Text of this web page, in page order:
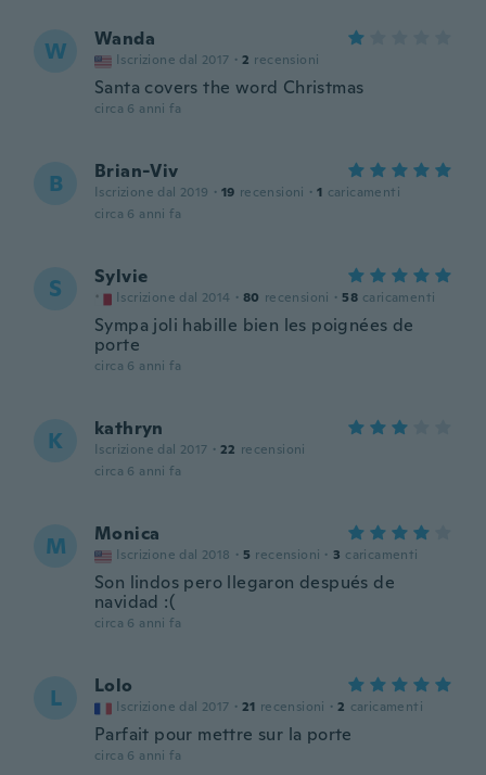
W Wanda
Iscrizione dal 2017 · 2 recensioni
Santa covers the word Christmas
circa 6 anni fa
B Brian-Viv
Iscrizione dal 2019 · 19 recensioni · 1 caricamenti
circa 6 anni fa
S Sylvie
Iscrizione dal 2014 · 80 recensioni · 58 caricamenti
Sympa joli habille bien les poignées de
porte
circa 6 anni fa
K kathryn
Iscrizione dal 2017 · 22 recensioni
circa 6 anni fa
M Monica
Iscrizione dal 2018 · 5 recensioni · 3 caricamenti
Son lindos pero llegaron después de
navidad :(
circa 6 anni fa
L Lolo
Iscrizione dal 2017 · 21 recensioni · 2 caricamenti
Parfait pour mettre sur la porte
circa 6 anni fa